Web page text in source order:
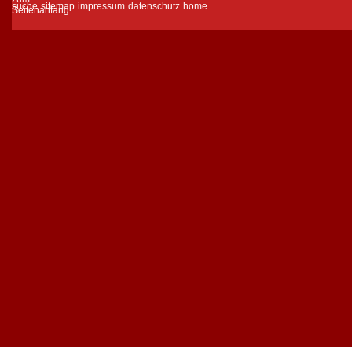
suche sitemap impressum datenschutz home